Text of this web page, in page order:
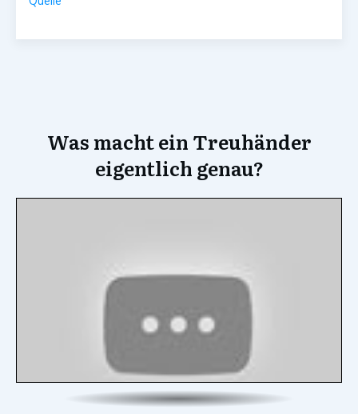
Was macht ein Treuhänder
eigentlich genau?